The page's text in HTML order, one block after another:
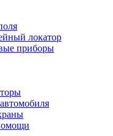
локатор
приборы